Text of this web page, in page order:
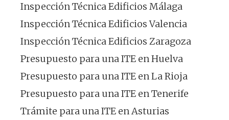
Inspección Técnica Edificios Málaga
Inspección Técnica Edificios Valencia
Inspección Técnica Edificios Zaragoza
Presupuesto para una ITE en Huelva
Presupuesto para una ITE en La Rioja
Presupuesto para una ITE en Tenerife
Trámite para una ITE en Asturias